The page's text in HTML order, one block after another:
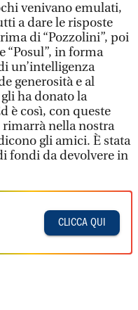
venivano emulati,
a dare le risposte
di “Pozzolini”, poi
“Posul”, in forma
un’intelligenza
generosità e al
ha donato la
è così, con queste
nella nostra
gli amici. È stata
fondi da devolvere in
CLICCA QUI